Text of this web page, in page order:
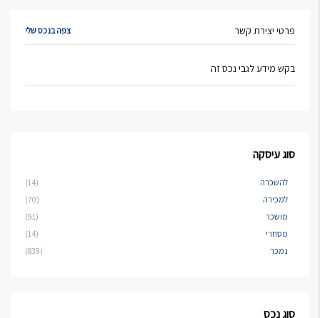
פרטי יצירת קשר צפה בנכס שלי
בקש מידע לגבי נכס זה
סוג עיסקה
להשכרה
(14)
למכירה
(70)
מושכר
(91)
מסחרי
(14)
נמכר
(839)
סוג נכס